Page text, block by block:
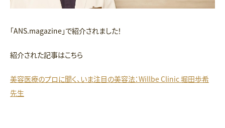
「ANS.magazine」で紹介されました！
紹介された記事はこちら
美容医療のプロに聞く、いま注目の美容法：Willbe Clinic 堀田歩希
先生